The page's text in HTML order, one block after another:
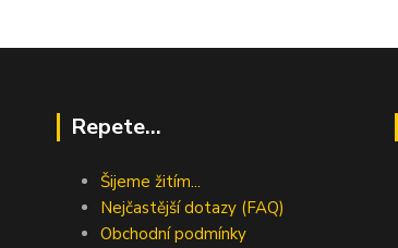
Repete...
Šijeme žitím...
Nejčastější dotazy (FAQ)
Obchodní podmínky